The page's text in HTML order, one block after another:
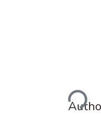
Loading...